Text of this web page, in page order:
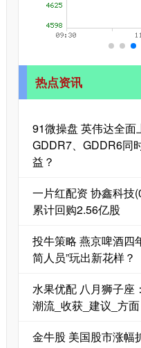
热点资讯
91微操盘 英伟达全面
GDDR7、GDDR6同
益？
一片红配资 协鑫科技
累计回购2.56亿股
投牛策略 燕京啤酒四
简人员”玩出新花样？
水果优配 八月狮子座
潮流_收获_建议_方面
金牛股 美国股市涨幅